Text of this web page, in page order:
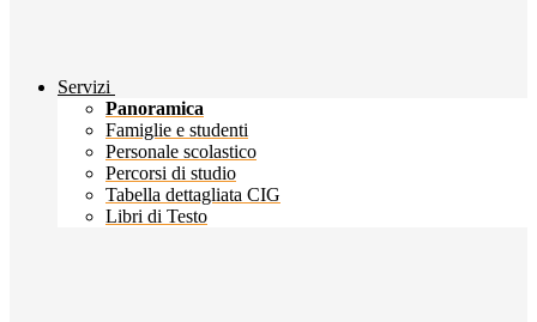
Servizi
Panoramica
Famiglie e studenti
Personale scolastico
Percorsi di studio
Tabella dettagliata CIG
Libri di Testo